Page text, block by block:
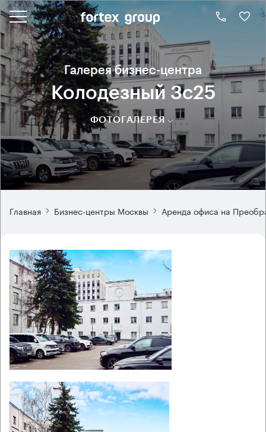
Галерея бизнес-центра
Колодезный 3с25
ФОТОГАЛЕРЕЯ
Главная Бизнес-центры Москвы Аренда офиса на